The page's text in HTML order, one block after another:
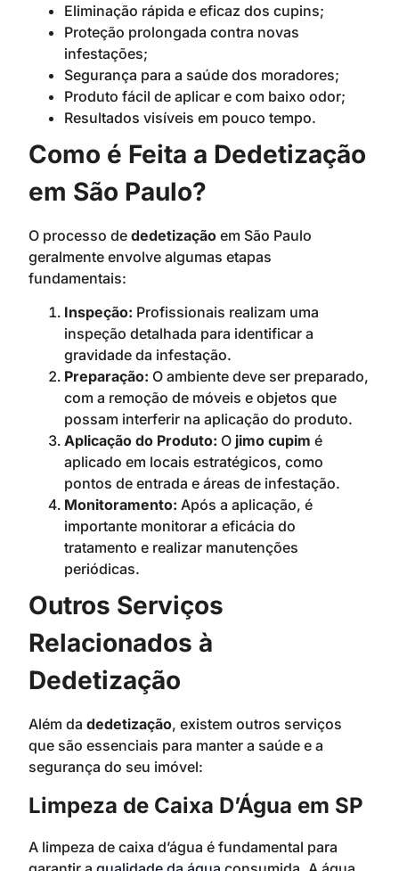
Eliminação rápida e eficaz dos cupins;
Proteção prolongada contra novas
infestações;
Segurança para a saúde dos moradores;
Produto fácil de aplicar e com baixo odor;
Resultados visíveis em pouco tempo.
Como é Feita a Dedetização
em São Paulo?
O processo de dedetização em São Paulo
geralmente envolve algumas etapas
fundamentais:
Inspeção: Profissionais realizam uma
inspeção detalhada para identificar a
gravidade da infestação.
Preparação: O ambiente deve ser preparado,
com a remoção de móveis e objetos que
possam interferir na aplicação do produto.
Aplicação do Produto: O jimo cupim é
aplicado em locais estratégicos, como
pontos de entrada e áreas de infestação.
Monitoramento: Após a aplicação, é
importante monitorar a eficácia do
tratamento e realizar manutenções
periódicas.
Outros Serviços
Relacionados à
Dedetização
Além da dedetização, existem outros serviços
que são essenciais para manter a saúde e a
segurança do seu imóvel:
Limpeza de Caixa D’Água em SP
A limpeza de caixa d’água é fundamental para